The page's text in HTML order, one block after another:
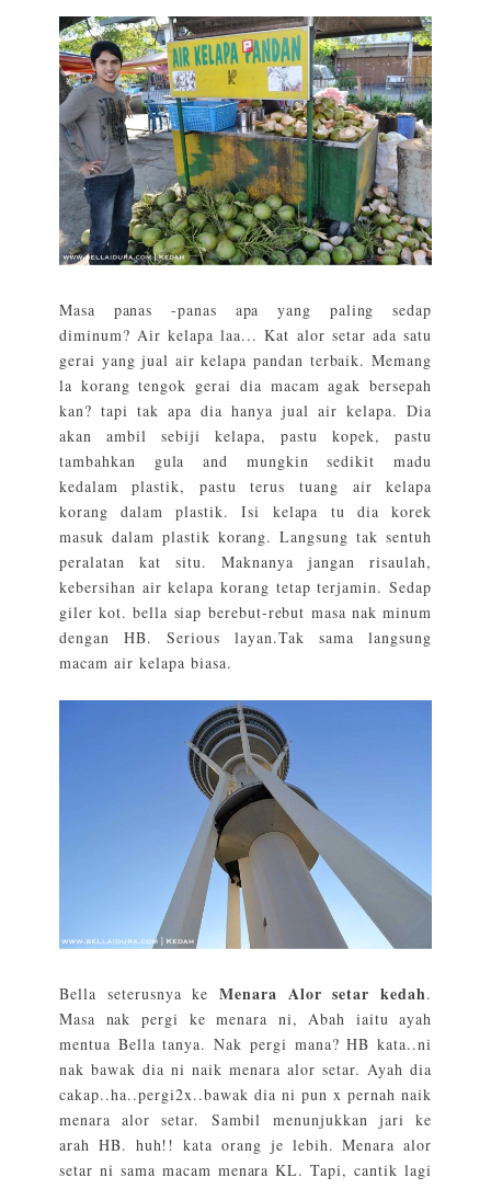
Masa panas -panas apa yang paling sedap
diminum? Air kelapa laa... Kat alor setar ada satu
gerai yang jual air kelapa pandan terbaik. Memang
la korang tengok gerai dia macam agak bersepah
kan? tapi tak apa dia hanya jual air kelapa. Dia
akan ambil sebiji kelapa, pastu kopek, pastu
tambahkan gula and mungkin sedikit madu
kedalam plastik, pastu terus tuang air kelapa
korang dalam plastik. Isi kelapa tu dia korek
masuk dalam plastik korang. Langsung tak sentuh
peralatan kat situ. Maknanya jangan risaulah,
kebersihan air kelapa korang tetap terjamin. Sedap
giler kot. bella siap berebut-rebut masa nak minum
dengan HB. Serious layan.Tak sama langsung
macam air kelapa biasa.
Bella seterusnya keMenara Alor setar kedah.
Masa nak pergi ke menara ni, Abah iaitu ayah
mentua Bella tanya. Nak pergi mana? HB kata..ni
nak bawak dia ni naik menara alor setar. Ayah dia
cakap..ha..pergi2x..bawak dia ni pun x pernah naik
menara alor setar. Sambil menunjukkan jari ke
arah HB. huh!! kata orang je lebih. Menara alor
setar ni sama macam menara KL. Tapi, cantik lagi